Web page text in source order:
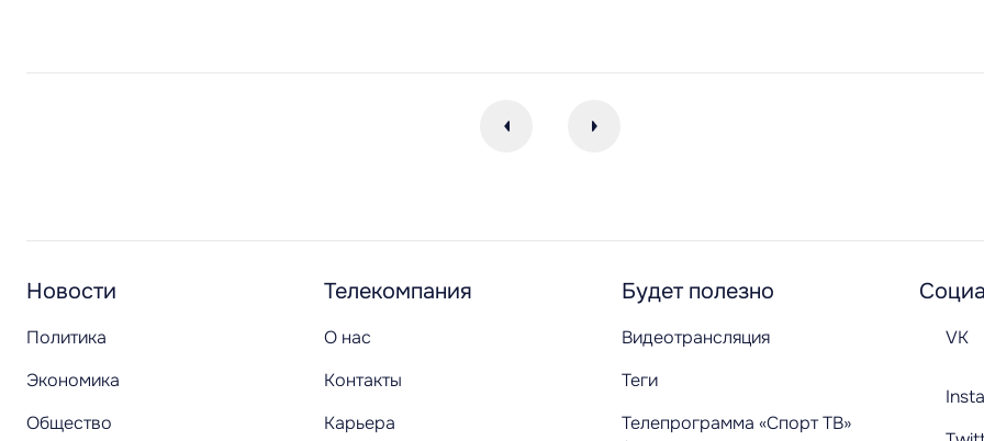
Новости
Политика
Экономика
Общество
Телекомпания
О нас
Контакты
Карьера
Будет полезно
Видеотрансляция
Теги
Телепрограмма «Спорт ТВ»
VK